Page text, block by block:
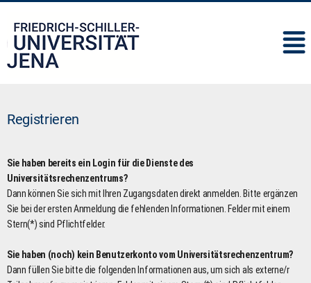
Registrieren
Sie haben bereits ein Login für die Dienste des
Universitätsrechenzentrums?
Dann können Sie sich mit Ihren Zugangsdaten direkt anmelden. Bitte ergänzen
Sie bei der ersten Anmeldung die fehlenden Informationen. Felder mit einem
Stern(*) sind Pflichtfelder.
Sie haben (noch) kein Benutzerkonto vom Universitätsrechenzentrum?
Dann füllen Sie bitte die folgenden Informationen aus, um sich als externe/r